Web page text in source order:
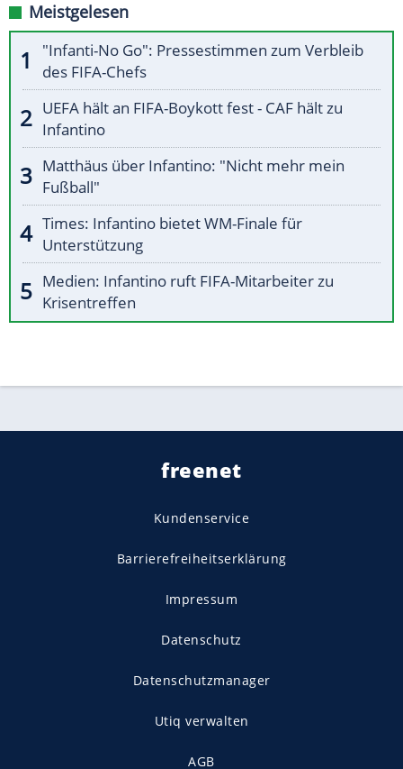
Meistgelesen
"Infanti-No Go": Pressestimmen zum Verbleib
des FIFA-Chefs
UEFA hält an FIFA-Boykott fest - CAF hält zu
Infantino
Matthäus über Infantino: "Nicht mehr mein
Fußball"
Times: Infantino bietet WM-Finale für
Unterstützung
Medien: Infantino ruft FIFA-Mitarbeiter zu
Krisentreffen
freenet
Kundenservice
Barrierefreiheitserklärung
Impressum
Datenschutz
Datenschutzmanager
Utiq verwalten
AGB